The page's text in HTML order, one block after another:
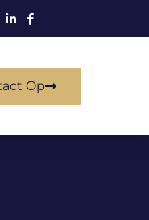
Op